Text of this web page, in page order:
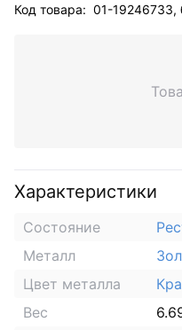
Код товара: 01-19246733,
Характеристики
Состояние
Металл
Цвет металла
Вес